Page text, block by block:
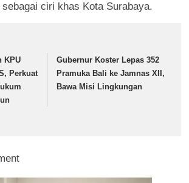
sebagai ciri khas Kota Surabaya.
KPU
Perkuat
Gubernur Koster Lepas 352
Pramuka Bali ke Jamnas XII,
Bawa Misi Lingkungan